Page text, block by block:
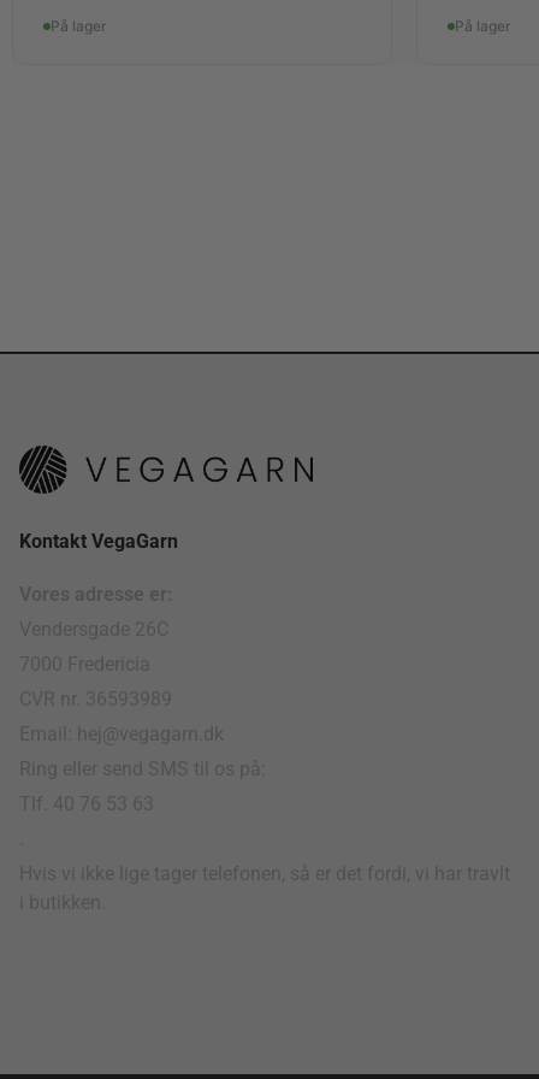
På lager På lager
Kontakt VegaGarn
Vores adresse er:
Vendersgade 26C
7000 Fredericia
CVR nr. 36593989
Email: hej@vegagarn.dk
Ring eller send SMS til os på:
Tlf. 40 76 53 63
Hvis vi ikke lige tager telefonen, så er det fordi, vi har travlt
i butikken.